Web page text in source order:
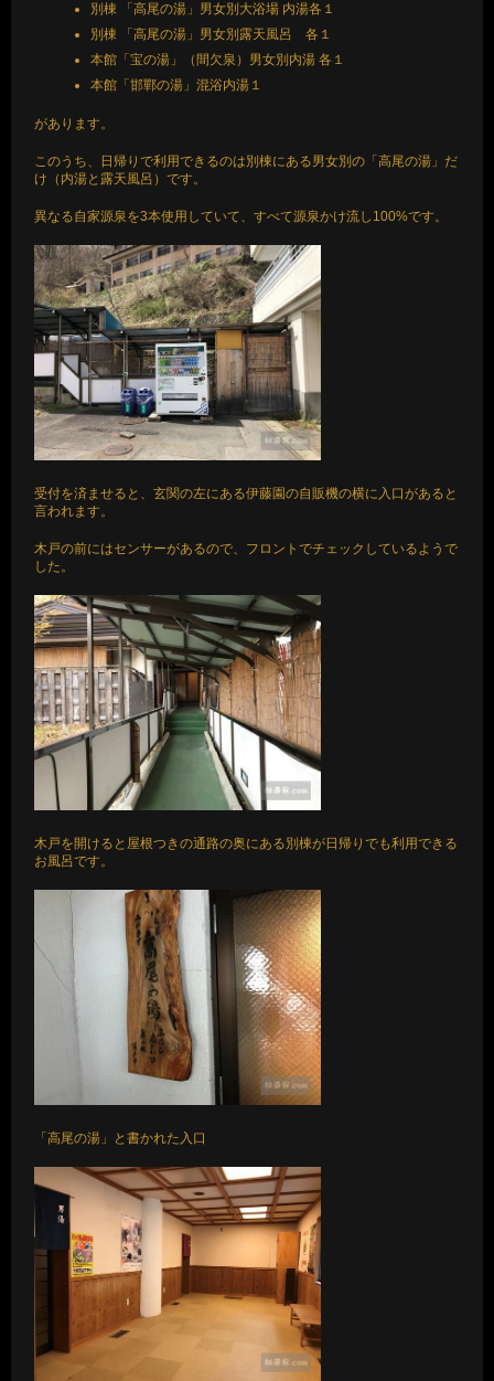
別棟 「高尾の湯」男女別大浴場 内湯各１
別棟 「高尾の湯」男女別露天風呂 各１
本館「宝の湯」（間欠泉）男女別内湯 各１
本館「邯鄲の湯」混浴内湯１
があります。
このうち、日帰りで利用できるのは別棟にある男女別の「高尾の湯」だ
け（内湯と露天風呂）です。
異なる自家源泉を3本使用していて、すべて源泉かけ流し100%です。
受付を済ませると、玄関の左にある伊藤園の自販機の横に入口があると
言われます。
木戸の前にはセンサーがあるので、フロントでチェックしているようで
した。
木戸を開けると屋根つきの通路の奥にある別棟が日帰りでも利用できる
お風呂です。
「高尾の湯」と書かれた入口